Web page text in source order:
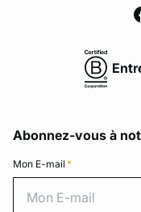
Abonnez-vous à
Mon E-mail *